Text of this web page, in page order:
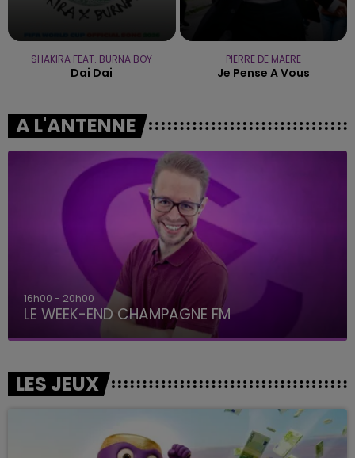
SHAKIRA FEAT. BURNA BOY
Dai Dai
PIERRE DE MAERE
Je Pense A Vous
A L'ANTENNE
7h00 - 12h00
LE WEEK-END CHAMPAGNE FM
LES JEUX